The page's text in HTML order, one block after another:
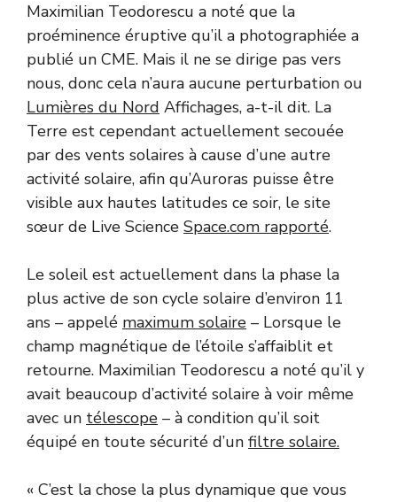
Maximilian Teodorescu a noté que la
proéminence éruptive qu’il a photographiée a
publié un CME. Mais il ne se dirige pas vers
nous, donc cela n’aura aucune perturbation ou
Lumières du Nord Affichages, a-t-il dit. La
Terre est cependant actuellement secouée
par des vents solaires à cause d’une autre
activité solaire, afin qu’Auroras puisse être
visible aux hautes latitudes ce soir, le site
sœur de Live Science Space.com rapporté.
Le soleil est actuellement dans la phase la
plus active de son cycle solaire d’environ 11
ans – appelé maximum solaire – Lorsque le
champ magnétique de l’étoile s’affaiblit et
retourne. Maximilian Teodorescu a noté qu’il y
avait beaucoup d’activité solaire à voir même
avec un télescope – à condition qu’il soit
équipé en toute sécurité d’un filtre solaire.
« C’est la chose la plus dynamique que vous